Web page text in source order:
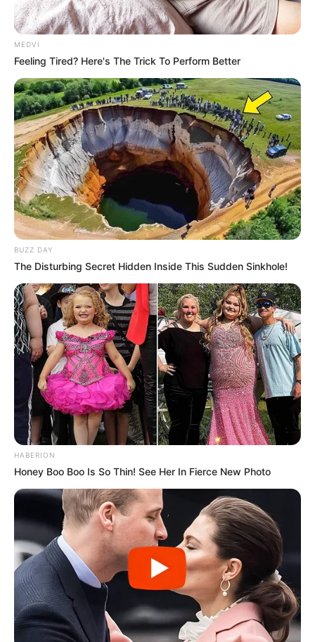
MEDVI
Feeling Tired? Here's The Trick To Perform Better
BUZZ DAY
The Disturbing Secret Hidden Inside This Sudden Sinkhole!
HABERION
Honey Boo Boo Is So Thin! See Her In Fierce New Photo